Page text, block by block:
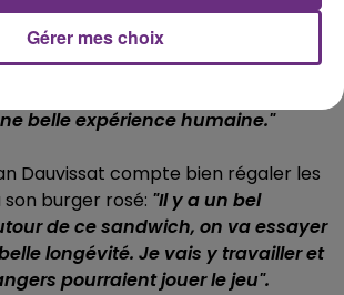
belles-filles et d'une amie de ces
a apprécié l'expérience.
formidables, avec les candidats
belle expérience humaine."
Dauvissat compte bien régaler les
burger rosé: "Il y a un bel
de ce sandwich, on va essayer
longévité. Je vais y travailler et
pourraient jouer le jeu".
Gérer mes choix